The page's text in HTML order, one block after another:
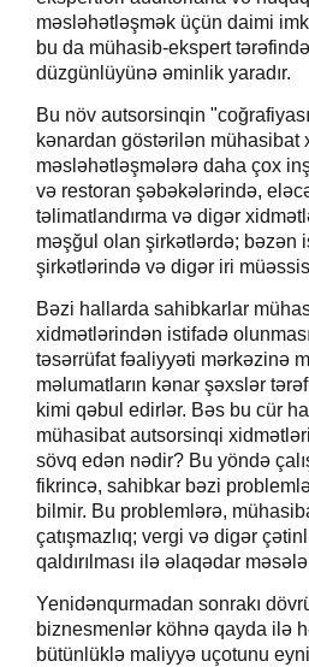
məsləhətləşmək üçün daimi
bu da mühasib-ekspert
düzgünlüyünə əminlik yaradır.
Bu növ autsorsinqin
kənardan göstərilən mühasibat
məsləhətləşmələrə daha çox
və restoran şəbəkələrində,
təlimatlandırma və digər
məşğul olan şirkətlərdə; bəzən
şirkətlərində və digər iri
Bəzi hallarda sahibkarlar
xidmətlərindən istifadə
təsərrüfat fəaliyyəti mərkəzinə
məlumatların kənar şəxslər
kimi qəbul edirlər. Bəs bu cür
mühasibat autsorsinqi
sövq edən nədir? Bu yöndə
fikrincə, sahibkar bəzi
bilmir. Bu problemlərə,
çatışmazlıq; vergi və digər
qaldırılması ilə əlaqədar
Yenidənqurmadan sonrakı
biznesmenlər köhnə qayda ilə
bütünlüklə maliyyə uçotunu